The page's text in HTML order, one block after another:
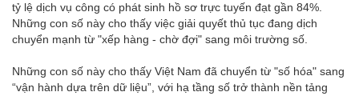
tỷ lệ dịch vụ công có phát sinh hồ sơ trực tuyến đạt gần 84%.
Những con số này cho thấy việc giải quyết thủ tục đang dịch
chuyển mạnh từ "xếp hàng - chờ đợi" sang môi trường số.
Những con số này cho thấy Việt Nam đã chuyển từ "số hóa" sang
“vận hành dựa trên dữ liệu”, với hạ tầng số trở thành nền tảng